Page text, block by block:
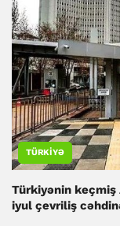
TÜRKIYƏ
Türkiyənin keçmiş
iyul çevriliş